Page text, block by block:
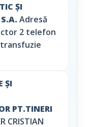
ŞI
Adresă
2 telefon
ȘI
PT.TINERI
CRISTIAN